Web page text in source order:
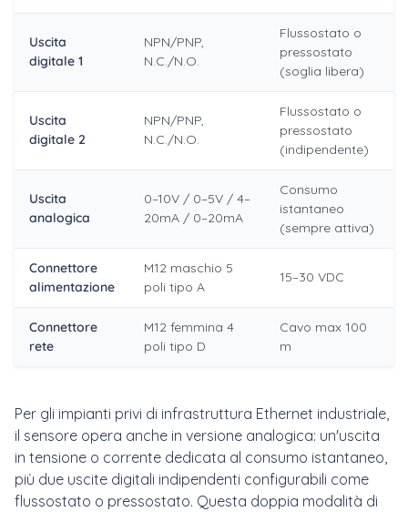
Uscita
digitale 1
NPN/PNP,
N.C./N.O.
Flussostato o
pressostato
(soglia libera)
Uscita
digitale 2
NPN/PNP,
N.C./N.O.
Flussostato o
pressostato
(indipendente)
Uscita
analogica
0–10V / 0–5V / 4–
20mA / 0–20mA
Consumo
istantaneo
(sempre attiva)
Connettore
alimentazione
M12 maschio 5
poli tipo A
15–30 VDC
Connettore
rete
M12 femmina 4
poli tipo D
Cavo max 100
m
Per gli impianti privi di infrastruttura Ethernet industriale,
il sensore opera anche in versione analogica: un'uscita
in tensione o corrente dedicata al consumo istantaneo,
più due uscite digitali indipendenti configurabili come
flussostato o pressostato. Questa doppia modalità di